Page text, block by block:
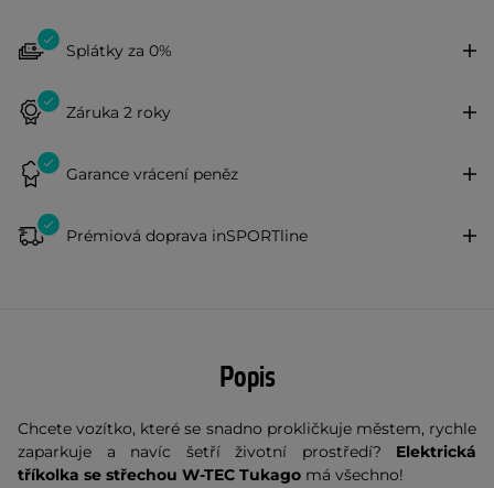
Splátky za 0%
Záruka 2 roky
Garance vrácení peněz
Prémiová doprava inSPORTline
Popis
Chcete vozítko, které se snadno prokličkuje městem, rychle
zaparkuje a navíc šetří životní prostředí? Elektrická
tříkolka se střechou W-TEC Tukago má všechno!